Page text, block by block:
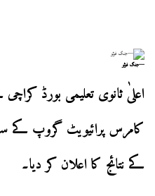
—جنگ فوٹو
اعلیٰ ثانوی تعلیمی بورڈ
کے نتائج کا اعلان کر دیا۔